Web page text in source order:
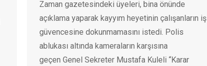
Zaman gazetesindeki üyeleri, bina önünde
açıklama yaparak kayyım heyetinin çalışanların iş
güvencesine dokunmamasını istedi. Polis
ablukası altında kameraların karşısına
geçen Genel Sekreter Mustafa Kuleli “Karar